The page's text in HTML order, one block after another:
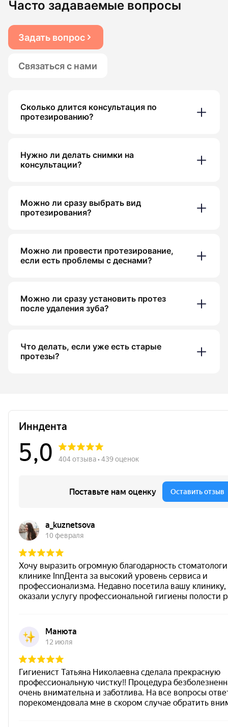
Часто задаваемые вопросы
Задать вопрос
Связаться с нами
Сколько длится консультация по
протезированию?
Нужно ли делать снимки на
консультации?
Можно ли сразу выбрать вид
протезирования?
Можно ли провести протезирование,
если есть проблемы с деснами?
Можно ли сразу установить протез
после удаления зуба?
Что делать, если уже есть старые
протезы?